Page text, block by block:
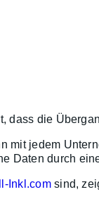
dass die
mit jedem
Daten durch
Inkl.comsind,